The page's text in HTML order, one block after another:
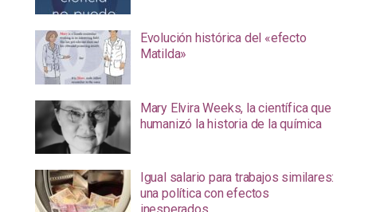
Evolución histórica del «efecto
Matilda»
Mary Elvira Weeks, la científica que
humanizó la historia de la química
Igual salario para trabajos similares:
una política con efectos